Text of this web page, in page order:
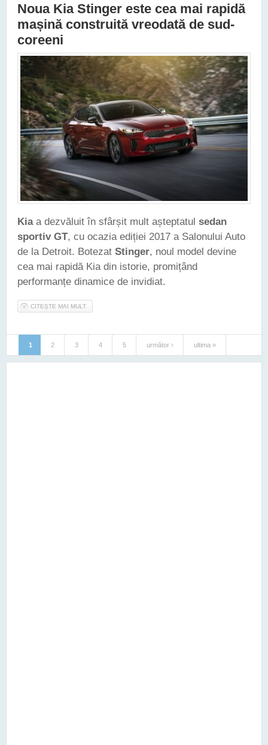
Noua Kia Stinger este cea mai rapidă
mașină construită vreodată de sud-
coreeni
Kiaa dezvăluit în sfârșit mult așteptatul sedan
sportiv GT, cu ocazia ediției 2017 a Salonului Auto
de la Detroit. Botezat Stinger, noul model devine
cea mai rapidă Kia din istorie, promițând
performanțe dinamice de invidiat.
CITEȘTE MAI MULT
Pagini
1 2 3 4 5 următor › ultima »